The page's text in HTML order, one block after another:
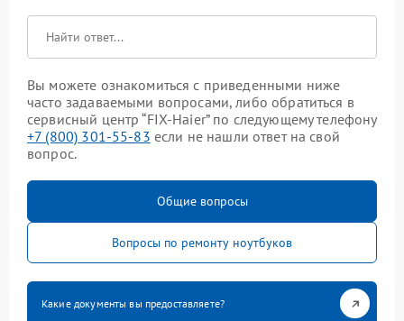
Вы можете ознакомиться с приведенными ниже
часто задаваемыми вопросами, либо обратиться в
сервисный центр “FIX-Haier” по следующему телефону
+7 (800) 301-55-83 если не нашли ответ на свой
вопрос.
Общие вопросы
Вопросы по ремонту ноутбуков
Какие документы вы предоставляете?